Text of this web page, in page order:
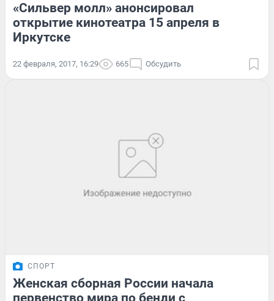
«Сильвер молл» анонсировал
открытие кинотеатра 15 апреля в
Иркутске
22 февраля, 2017, 16:29 665 Обсудить
СПОРТ
Женская сборная России начала
первенство мира по бенди с